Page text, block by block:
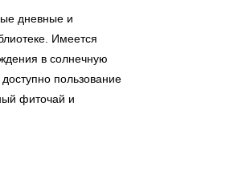
дневные и
Имеется
в солнечную
пользование
фиточай и